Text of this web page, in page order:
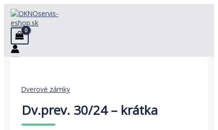
Preskočiť
na
obsah
Dverové zámky
Dv.prev. 30/24 – krátka